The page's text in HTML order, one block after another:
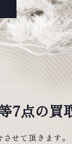
7点の買
せて頂きます。